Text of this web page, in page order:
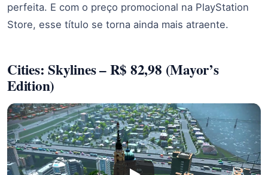
perfeita. E com o preço promocional na PlayStation
Store, esse título se torna ainda mais atraente.
Cities: Skylines – R$ 82,98 (Mayor’s
Edition)